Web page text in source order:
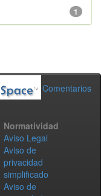
1
Comentarios
Normatividad
Aviso Legal
Aviso de
privacidad
simplificado
Aviso de